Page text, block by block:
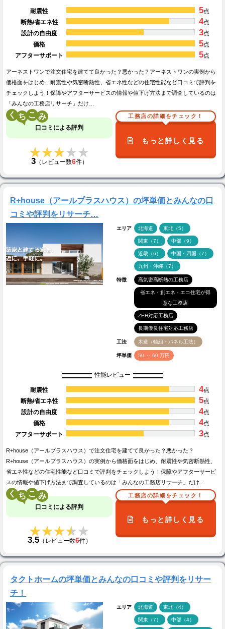
耐震性 5点
断熱/省エネ性
4点
設計の自由度
3点
価格
5点
アフターサポート
5点
アーネストワンで注文住宅を建てて良かった？悪かった？アーネストワンの実例から
価格面をはじめ、耐震性や気密断熱性、省エネ性などの住宅性能など口コミで評判を
チェックしよう！保障やアフターサービスの情報や値下げ方法まで調査しているのは
「みんなの工務店リサーチ」だけ…
く こ
口コミによる評判
★★★★★
★★★★★
3（レビュー数6件）
工務店の詳細をチェック！
もっと詳しく見る
R+house（アールプラスハウス）の坪単価とみんなの口
コミや評判をリサーチ…
エリア 北海道 東北（5）
関東（7） 中部（9）
近畿（6） 中国・四国（7）
九州・沖縄（7）
特徴 高気密高断熱の工務店
省エネ・創エネ・エコ住宅が得
意な工務店
ZEH対応工務店
長期優良住宅対応工務店
工法 木造（軸組・パネル工法）
坪単価 50 ～ 60 万円
性能レビュー
耐震性 4点
断熱/省エネ性
5点
設計の自由度
4点
価格
4点
アフターサポート
3点
R+house（アールプラスハウス）で注文住宅を建てて良かった？悪かった？
R+house（アールプラスハウス）の実例から価格面をはじめ、耐震性や気密断熱性、
省エネ性などの住宅性能など口コミで評判をチェックしよう！保障やアフターサービ
スの情報や値下げ方法まで調査しているのは「みんなの工務店リサーチ」だけ…
く こ
口コミによる評判
★★★★★
★★★★★
3.5（レビュー数6件）
工務店の詳細をチェック！
もっと詳しく見る
タクトホームの坪単価とみんなの口コミや評判をリサー
チ！
エリア 北海道 東北（4）
関東（7） 中部（4）